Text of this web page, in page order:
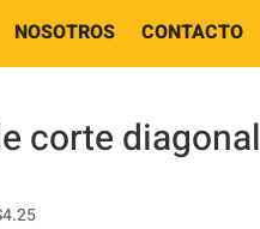
NOSOTROS CONTACTO
corte diagonal